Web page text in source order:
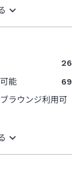
26
能
69
ラウンジ利用可